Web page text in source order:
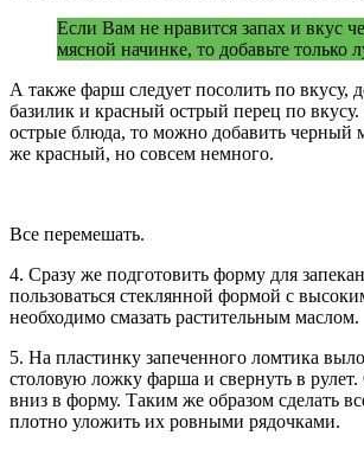
Если Вам не нравится запах и вкус
мясной начинке, то добавьте только
А также фарш следует посолить по вкусу,
базилик и красный острый перец по
острые блюда, то можно добавить черный
же красный, но совсем немного.
Все перемешать.
4. Сразу же подготовить форму для
пользоваться стеклянной формой с
необходимо смазать растительным маслом.
5. На пластинку запеченного ломтика
столовую ложку фарша и свернуть в
вниз в форму. Таким же образом сделать
плотно уложить их ровными рядочками.